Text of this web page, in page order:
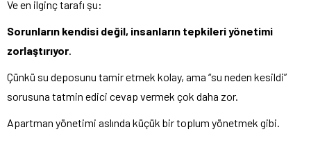
Ve en ilginç tarafı şu:
Sorunların kendisi değil, insanların tepkileri yönetimi
zorlaştırıyor.
Çünkü su deposunu tamir etmek kolay, ama “su neden kesildi”
sorusuna tatmin edici cevap vermek çok daha zor.
Apartman yönetimi aslında küçük bir toplum yönetmek gibi.